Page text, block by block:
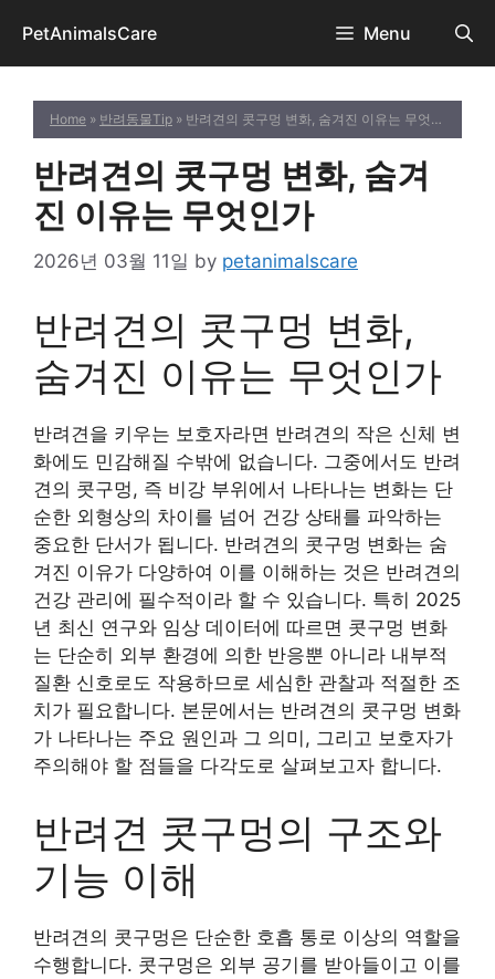
content
PetAnimalsCare Menu
Home » 반려동물Tip » 반려견의 콧구멍 변화, 숨겨진 이유는 무엇인가
반려견의 콧구멍 변화, 숨겨
진 이유는 무엇인가
2026년 03월 11일 by petanimalscare
반려견의 콧구멍 변화,
숨겨진 이유는 무엇인가
반려견을 키우는 보호자라면 반려견의 작은 신체 변
화에도 민감해질 수밖에 없습니다. 그중에서도 반려
견의 콧구멍, 즉 비강 부위에서 나타나는 변화는 단
순한 외형상의 차이를 넘어 건강 상태를 파악하는
중요한 단서가 됩니다. 반려견의 콧구멍 변화는 숨
겨진 이유가 다양하여 이를 이해하는 것은 반려견의
건강 관리에 필수적이라 할 수 있습니다. 특히 2025
년 최신 연구와 임상 데이터에 따르면 콧구멍 변화
는 단순히 외부 환경에 의한 반응뿐 아니라 내부적
질환 신호로도 작용하므로 세심한 관찰과 적절한 조
치가 필요합니다. 본문에서는 반려견의 콧구멍 변화
가 나타나는 주요 원인과 그 의미, 그리고 보호자가
주의해야 할 점들을 다각도로 살펴보고자 합니다.
반려견 콧구멍의 구조와
기능 이해
반려견의 콧구멍은 단순한 호흡 통로 이상의 역할을
수행합니다. 콧구멍은 외부 공기를 받아들이고 이를